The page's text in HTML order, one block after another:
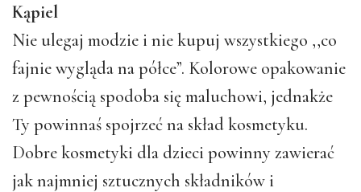
Kąpiel
Nie ulegaj modzie i nie kupuj wszystkiego ,,co
fajnie wygląda na półce”. Kolorowe opakowanie
z pewnością spodoba się maluchowi, jednakże
Ty powinnaś spojrzeć na skład kosmetyku.
Dobre kosmetyki dla dzieci powinny zawierać
jak najmniej sztucznych składników i